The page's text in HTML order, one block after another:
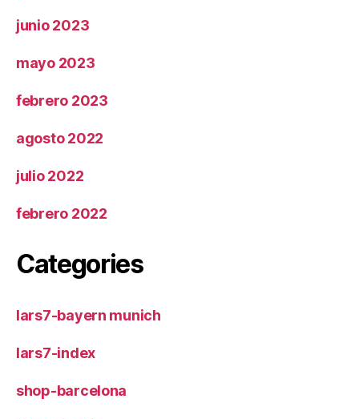
junio 2023
mayo 2023
febrero 2023
agosto 2022
julio 2022
febrero 2022
Categories
lars7-bayern munich
lars7-index
shop-barcelona